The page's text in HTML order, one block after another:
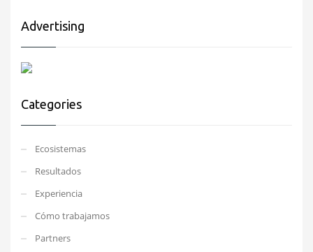
Advertising
Categories
Ecosistemas
Resultados
Experiencia
Cómo trabajamos
Partners